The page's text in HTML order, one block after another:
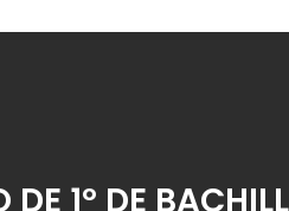
DE 1º DE